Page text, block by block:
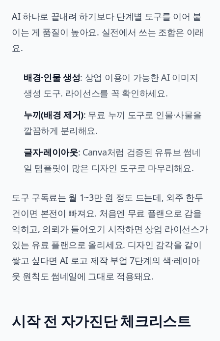
AI 하나로 끝내려 하기보다 단계별 도구를 이어 붙
이는 게 품질이 높아요. 실전에서 쓰는 조합은 이래
요.
배경·인물 생성: 상업 이용이 가능한 AI 이미지
생성 도구. 라이선스를 꼭 확인하세요.
누끼(배경 제거): 무료 누끼 도구로 인물·사물을
깔끔하게 분리해요.
글자·레이아웃: Canva처럼 검증된 유튜브 썸네
일 템플릿이 많은 디자인 도구로 마무리해요.
도구 구독료는 월 1~3만 원 정도 드는데, 외주 한두
건이면 본전이 빠져요. 처음엔 무료 플랜으로 감을
익히고, 의뢰가 들어오기 시작하면 상업 라이선스가
있는 유료 플랜으로 올리세요. 디자인 감각을 같이
쌓고 싶다면 AI 로고 제작 부업 7단계의 색·레이아
웃 원칙도 썸네일에 그대로 적용돼요.
시작 전 자가진단 체크리스트